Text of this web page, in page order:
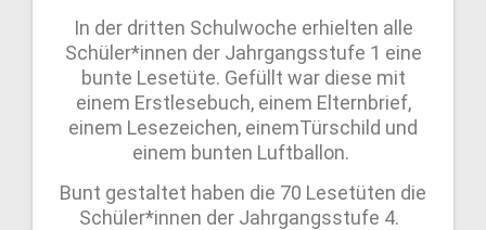
In der dritten Schulwoche erhielten alle
Schüler*innen der Jahrgangsstufe 1 eine
bunte Lesetüte. Gefüllt war diese mit
einem Erstlesebuch, einem Elternbrief,
einem Lesezeichen, einemTürschild und
einem bunten Luftballon.
Bunt gestaltet haben die 70 Lesetüten die
Schüler*innen der Jahrgangsstufe 4.